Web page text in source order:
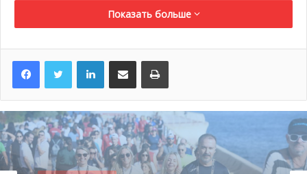
рулем редких моделей.
и напитками, на один день город погрузился в
атмосферу веселого городского фестиваля. Более 12
чтобы почтить память великого правителя.
Вечером на Дворцовой площади монегасские
школьники выпустили 100 голубей. Через несколько
Показать больше
LinkedInПоделиться по электронной почте Распечатать